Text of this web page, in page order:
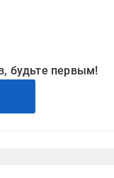
будьте первым!